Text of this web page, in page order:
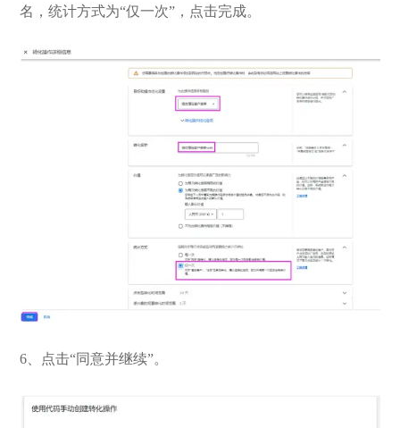
名，统计方式为“仅一次”，点击完成。
6、点击“同意并继续”。